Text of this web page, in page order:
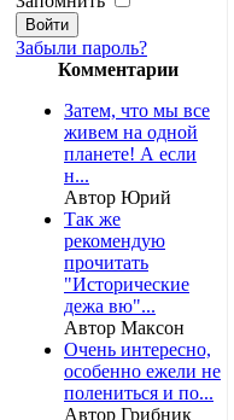
Забыли пароль?
Комментарии
Затем, что мы все
живем на одной
планете! А если
н...
Автор Юрий
Так же
рекомендую
прочитать
"Исторические
дежа вю"...
Автор Максон
Очень интересно,
особенно ежели не
полениться и по...
Автор Грибник